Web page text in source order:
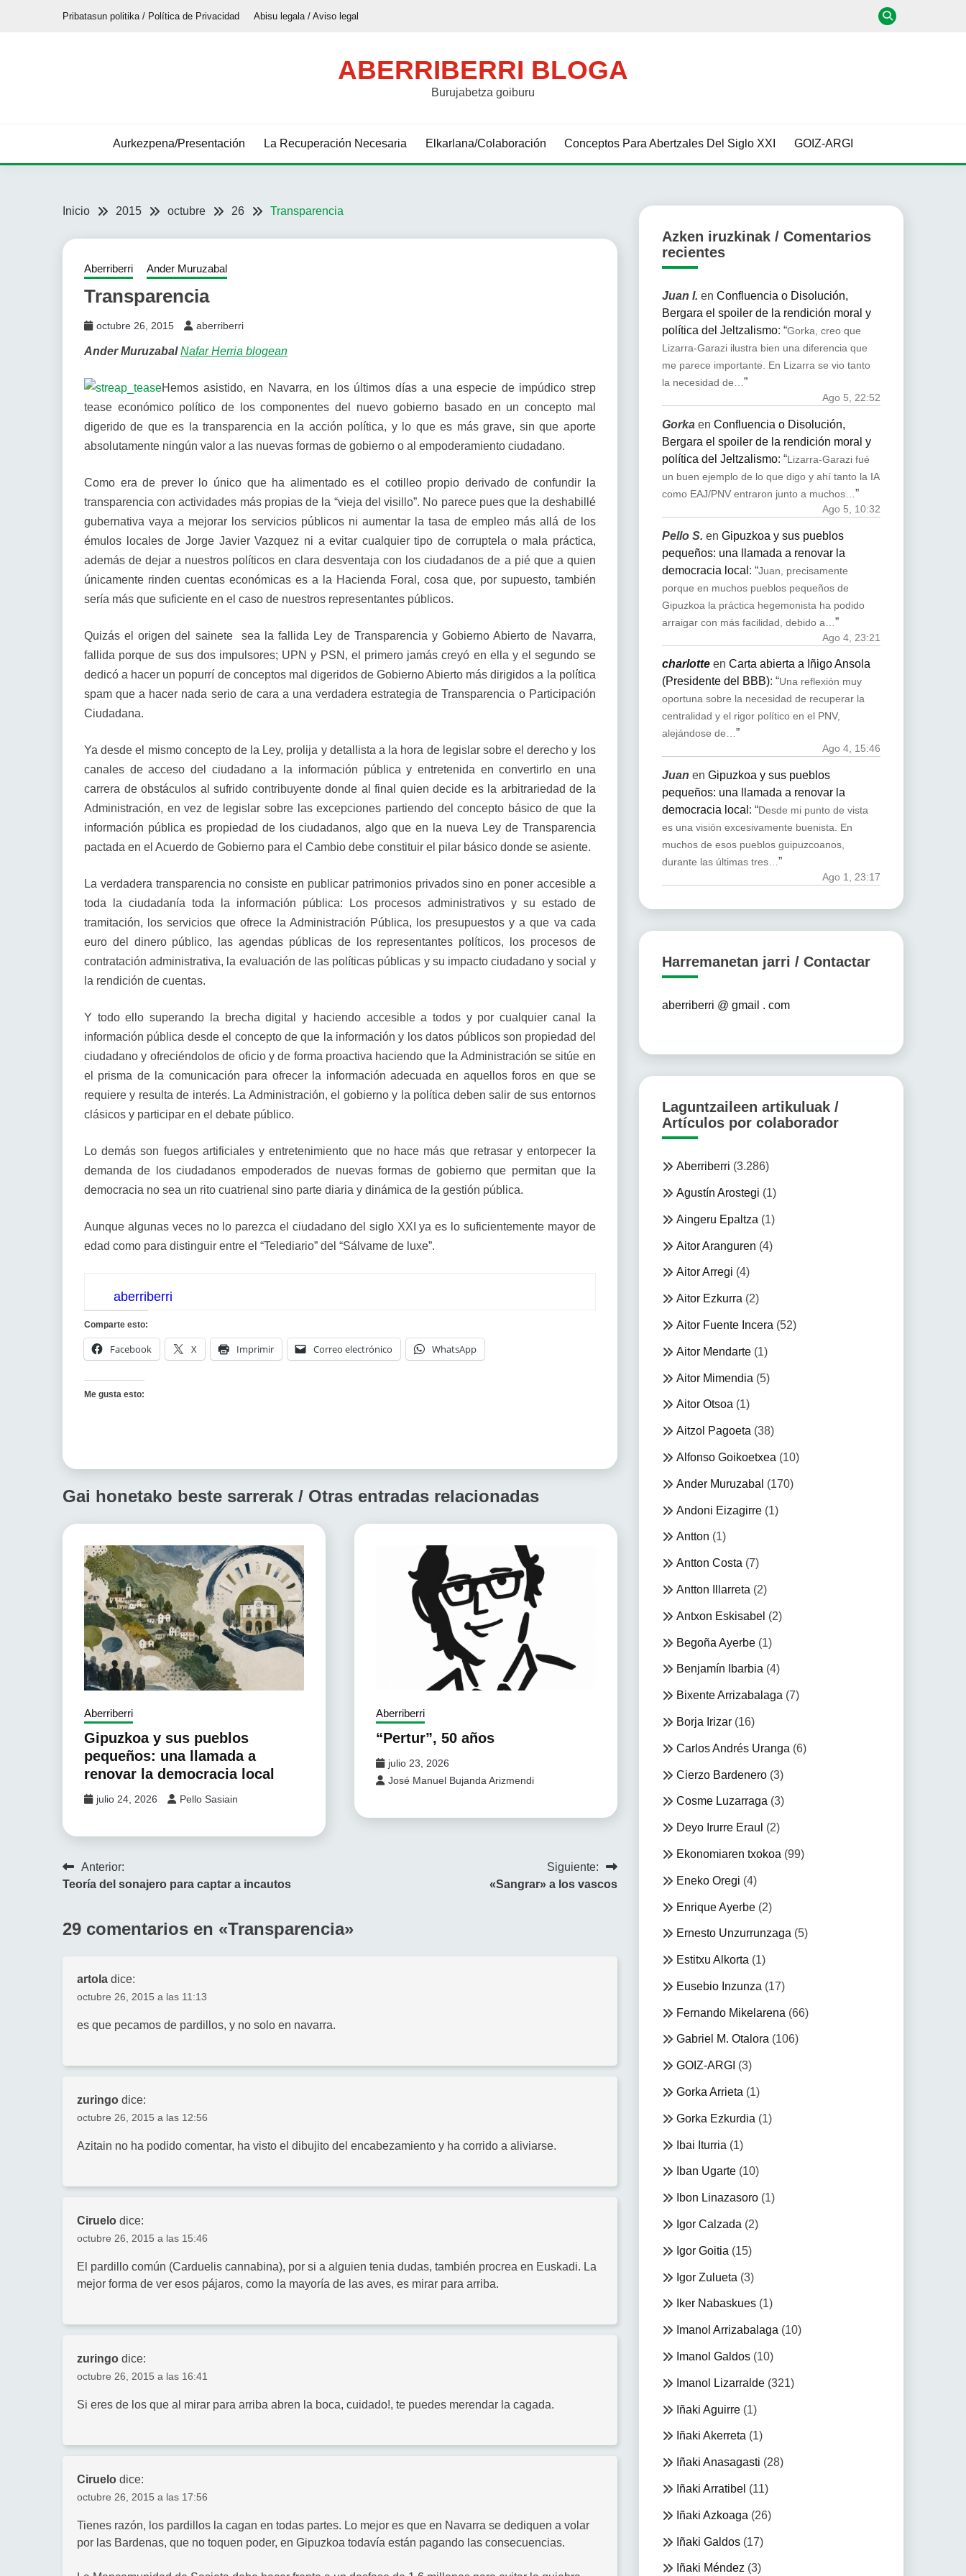
Pribatasun politika / Política de Privacidad Abisu legala / Aviso legal
ABERRIBERRI BLOGA
Burujabetza goiburu
Aurkezpena/Presentación La Recuperación Necesaria Elkarlana/Colaboración Conceptos Para Abertzales Del Siglo XXI GOIZ-ARGI
Inicio 2015 octubre 26 Transparencia
Aberriberri Ander Muruzabal
Transparencia
octubre 26, 2015 aberriberri
Ander Muruzabal Nafar Herria blogean
Hemos asistido, en Navarra, en los últimos días a una especie de impúdico strep
tease económico político de los componentes del nuevo gobierno basado en un concepto mal
digerido de que es la transparencia en la acción política, y lo que es más grave, sin que aporte
absolutamente ningún valor a las nuevas formas de gobierno o al empoderamiento ciudadano.
Como era de prever lo único que ha alimentado es el cotilleo propio derivado de confundir la
transparencia con actividades más propias de la “vieja del visillo”. No parece pues que la deshabillé
gubernativa vaya a mejorar los servicios públicos ni aumentar la tasa de empleo más allá de los
émulos locales de Jorge Javier Vazquez ni a evitar cualquier tipo de corruptela o mala práctica,
además de dejar a nuestros políticos en clara desventaja con los ciudadanos de a pié que a quien
únicamente rinden cuentas económicas es a la Hacienda Foral, cosa que, por supuesto, también
sería más que suficiente en el caso de nuestros representantes públicos.
Quizás el origen del sainete sea la fallida Ley de Transparencia y Gobierno Abierto de Navarra,
fallida porque de sus dos impulsores; UPN y PSN, el primero jamás creyó en ella y el segundo se
dedicó a hacer un popurrí de conceptos mal digeridos de Gobierno Abierto más dirigidos a la política
spam que a hacer nada serio de cara a una verdadera estrategia de Transparencia o Participación
Ciudadana.
Ya desde el mismo concepto de la Ley, prolija y detallista a la hora de legislar sobre el derecho y los
canales de acceso del ciudadano a la información pública y entretenida en convertirlo en una
carrera de obstáculos al sufrido contribuyente donde al final quien decide es la arbitrariedad de la
Administración, en vez de legislar sobre las excepciones partiendo del concepto básico de que la
información pública es propiedad de los ciudadanos, algo que en la nueva Ley de Transparencia
pactada en el Acuerdo de Gobierno para el Cambio debe constituir el pilar básico donde se asiente.
La verdadera transparencia no consiste en publicar patrimonios privados sino en poner accesible a
toda la ciudadanía toda la información pública: Los procesos administrativos y su estado de
tramitación, los servicios que ofrece la Administración Pública, los presupuestos y a que va cada
euro del dinero público, las agendas públicas de los representantes políticos, los procesos de
contratación administrativa, la evaluación de las políticas públicas y su impacto ciudadano y social y
la rendición de cuentas.
Y todo ello superando la brecha digital y haciendo accesible a todos y por cualquier canal la
información pública desde el concepto de que la información y los datos públicos son propiedad del
ciudadano y ofreciéndolos de oficio y de forma proactiva haciendo que la Administración se sitúe en
el prisma de la comunicación para ofrecer la información adecuada en aquellos foros en que se
requiere y resulta de interés. La Administración, el gobierno y la política deben salir de sus entornos
clásicos y participar en el debate público.
Lo demás son fuegos artificiales y entretenimiento que no hace más que retrasar y entorpecer la
demanda de los ciudadanos empoderados de nuevas formas de gobierno que permitan que la
democracia no sea un rito cuatrienal sino parte diaria y dinámica de la gestión pública.
Aunque algunas veces no lo parezca el ciudadano del siglo XXI ya es lo suficientemente mayor de
edad como para distinguir entre el “Telediario” del “Sálvame de luxe”.
aberriberri
Comparte esto:
Facebook X Imprimir Correo electrónico WhatsApp
Me gusta esto:
Gai honetako beste sarrerak / Otras entradas relacionadas
Aberriberri
Gipuzkoa y sus pueblos
pequeños: una llamada a
renovar la democracia local
julio 24, 2026 Pello Sasiain
Aberriberri
“Pertur”, 50 años
julio 23, 2026
José Manuel Bujanda Arizmendi
Navegación
entradas
Anterior:
Teoría del sonajero para captar a incautos
Siguiente:
«Sangrar» a los vascos
29 comentarios en «Transparencia»
artola dice:
octubre 26, 2015 a las 11:13
es que pecamos de pardillos, y no solo en navarra.
zuringo dice:
octubre 26, 2015 a las 12:56
Azitain no ha podido comentar, ha visto el dibujito del encabezamiento y ha corrido a aliviarse.
Ciruelo dice:
octubre 26, 2015 a las 15:46
El pardillo común (Carduelis cannabina), por si a alguien tenia dudas, también procrea en Euskadi. La
mejor forma de ver esos pájaros, como la mayoría de las aves, es mirar para arriba.
zuringo dice:
octubre 26, 2015 a las 16:41
Si eres de los que al mirar para arriba abren la boca, cuidado!, te puedes merendar la cagada.
Ciruelo dice:
octubre 26, 2015 a las 17:56
Tienes razón, los pardillos la cagan en todas partes. Lo mejor es que en Navarra se dediquen a volar
por las Bardenas, que no toquen poder, en Gipuzkoa todavía están pagando las consecuencias.
Azken iruzkinak / Comentarios
recientes
Juan I. en Confluencia o Disolución,
Bergara el spoiler de la rendición moral y
política del Jeltzalismo: “Gorka, creo que
Lizarra-Garazi ilustra bien una diferencia que
me parece importante. En Lizarra se vio tanto
la necesidad de…”
Ago 5, 22:52
Gorkaen Confluencia o Disolución,
Bergara el spoiler de la rendición moral y
política del Jeltzalismo: “Lizarra-Garazi fué
un buen ejemplo de lo que digo y ahí tanto la IA
como EAJ/PNV entraron junto a muchos… ”
Ago 5, 10:32
Pello S. en Gipuzkoa y sus pueblos
pequeños: una llamada a renovar la
democracia local : “Juan, precisamente
porque en muchos pueblos pequeños de
Gipuzkoa la práctica hegemonista ha podido
arraigar con más facilidad, debido a… ”
Ago 4, 23:21
charlotteen Carta abierta a Iñigo Ansola
(Presidente del BBB): “Una reflexión muy
oportuna sobre la necesidad de recuperar la
centralidad y el rigor político en el PNV,
alejándose de…”
Ago 4, 15:46
Juan en Gipuzkoa y sus pueblos
pequeños: una llamada a renovar la
democracia local : “Desde mi punto de vista
es una visión excesivamente buenista. En
muchos de esos pueblos guipuzcoanos,
durante las últimas tres…”
Ago 1, 23:17
Harremanetan jarri / Contactar
aberriberri @ gmail . com
Laguntzaileen artikuluak /
Artículos por colaborador
Aberriberri (3.286)
Agustín Arostegi (1)
Aingeru Epaltza (1)
Aitor Aranguren (4)
Aitor Arregi (4)
Aitor Ezkurra (2)
Aitor Fuente Incera (52)
Aitor Mendarte(1)
Aitor Mimendia (5)
Aitor Otsoa (1)
Aitzol Pagoeta (38)
Alfonso Goikoetxea (10)
Ander Muruzabal (170)
Andoni Eizagirre(1)
Antton (1)
Antton Costa (7)
Antton Illarreta (2)
Antxon Eskisabel (2)
Begoña Ayerbe(1)
Benjamín Ibarbia (4)
Bixente Arrizabalaga (7)
Borja Irizar(16)
Carlos Andrés Uranga (6)
Cierzo Bardenero(3)
Cosme Luzarraga (3)
Deyo Irurre Eraul (2)
Ekonomiaren txokoa (99)
Eneko Oregi (4)
Enrique Ayerbe(2)
Ernesto Unzurrunzaga (5)
Estitxu Alkorta (1)
Eusebio Inzunza (17)
Fernando Mikelarena (66)
Gabriel M. Otalora(106)
GOIZ-ARGI (3)
Gorka Arrieta (1)
Gorka Ezkurdia (1)
Ibai Iturria (1)
Iban Ugarte(10)
Ibon Linazasoro(1)
Igor Calzada (2)
Igor Goitia (15)
Igor Zulueta (3)
Iker Nabaskues(1)
Imanol Arrizabalaga (10)
Imanol Galdos(10)
Imanol Lizarralde(321)
Iñaki Aguirre(1)
Iñaki Akerreta(1)
Iñaki Anasagasti (28)
Iñaki Arratibel (11)
Iñaki Azkoaga (26)
Iñaki Galdos(17)
Iñaki Méndez(3)